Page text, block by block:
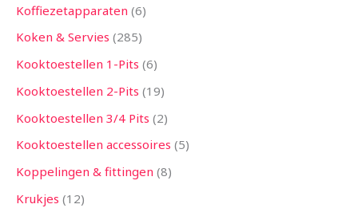
Koffiezetapparaten 6
Koken & Servies 285
Kooktoestellen 1-Pits 6
Kooktoestellen 2-Pits 19
Kooktoestellen 3/4 Pits 2
Kooktoestellen accessoires 5
Koppelingen & fittingen 8
Krukjes 12